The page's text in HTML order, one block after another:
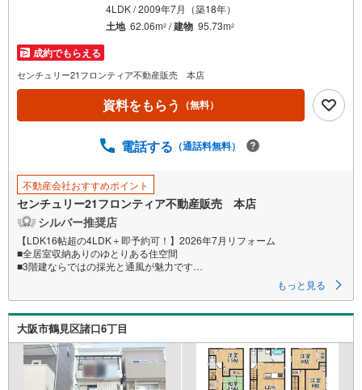
4LDK / 2009年7月（築18年）
土地 62.06m2 /建物 95.73m2
成約でもらえる
センチュリー21フロンティア不動産販売 本店
資料をもらう （無料）
電話する （通話料無料）
不動産会社おすすめポイント
センチュリー21フロンティア不動産販売 本店
シルバー推奨店
【LDK16帖超の4LDK＋即予約可！】2026年7月リフォーム
■全居室収納ありのゆとりある住空間
■3階建ならではの採光と通風が魅力です
特徴
・家族の会話が弾むオープンキッチン採用
・朝の準備もスムーズなトイレ2箇所設置
・独立洗面所や浴室窓など水回り設備充実
・2面バルコニーで洗濯物もたっぷり干せます
・3面採光につき室内は明るく開放的
・総合病院やスーパーが近く生活利便性良好
もっと見る
大阪市鶴見区諸口6丁目